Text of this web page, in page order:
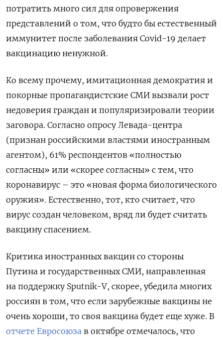
потратить много сил для опровержения
представлений о том, что будто бы естественный
иммунитет после заболевания Covid-19 делает
вакцинацию ненужной.
Ко всему прочему, имитационная демократия и
покорные пропагандистские СМИ вызвали рост
недоверия граждан и популяризировали теории
заговора. Согласно опросу Левада-центра
(признан российскими властями иностранным
агентом), 61% респондентов «полностью
согласны» или «скорее согласны» с тем, что
коронавирус – это «новая форма биологического
оружия». Естественно, тот, кто считает, что
вирус создан человеком, вряд ли будет считать
вакцину спасением.
Критика иностранных вакцин со стороны
Путина и государственных СМИ, направленная
на поддержку Sputnik-V, скорее, убедила многих
россиян в том, что если зарубежные вакцины не
очень хороши, то своя вакцина будет еще хуже. В
отчете Евросоюза в октябре отмечалось, что